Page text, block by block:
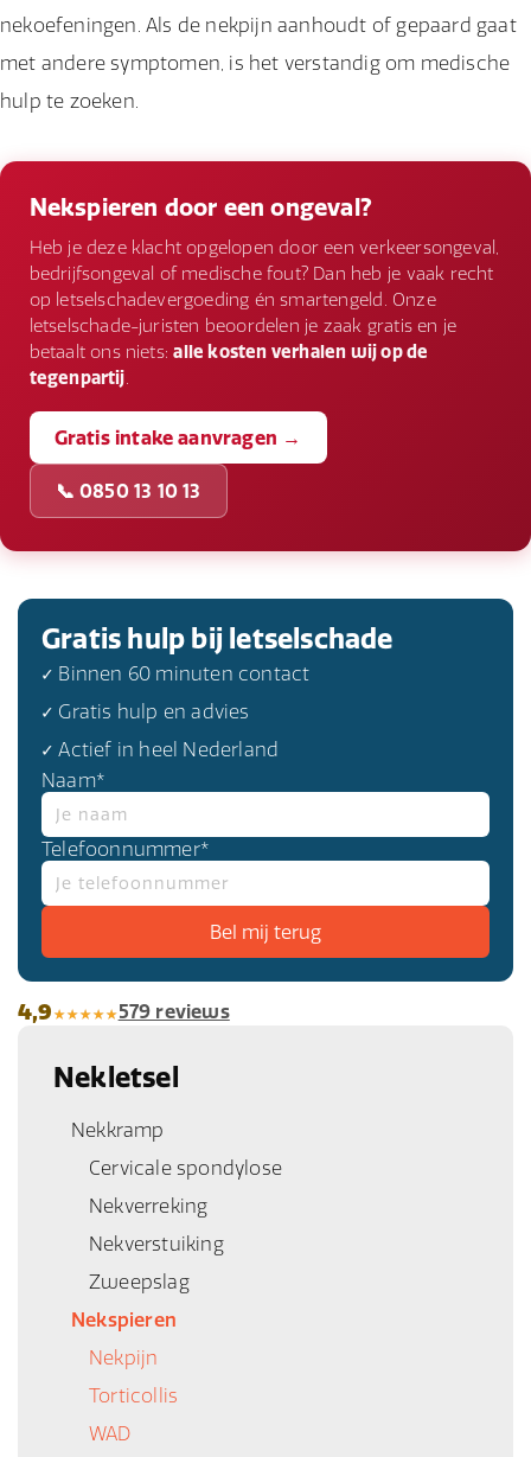
nekoefeningen. Als de nekpijn aanhoudt of gepaard gaat
met andere symptomen, is het verstandig om medische
hulp te zoeken.
Nekspieren door een ongeval?
Heb je deze klacht opgelopen door een verkeersongeval,
bedrijfsongeval of medische fout? Dan heb je vaak recht
op letselschadevergoeding én smartengeld. Onze
letselschade-juristen beoordelen je zaak gratis en je
betaalt ons niets:alle kosten verhalen wij op de
tegenpartij
Gratis intake aanvragen →
📞 0850 13 10 13
Gratis hulp bij letselschade
✓ Binnen 60 minuten contact
✓ Gratis hulp en advies
✓ Actief in heel Nederland
Naam*
Telefoonnummer*
4,9 579 reviews
Nekletsel
Nekkramp
Cervicale spondylose
Nekverreking
Nekverstuiking
Zweepslag
Nekspieren
Nekpijn
Torticollis
WAD